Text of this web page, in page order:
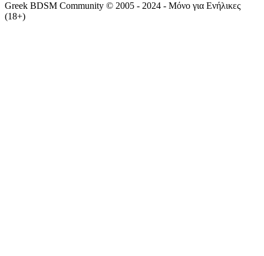
Greek BDSM Community © 2005 - 2024 - Μόνο για Ενήλικες
(18+)